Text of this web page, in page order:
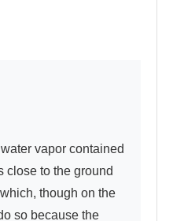
vapor contained
close to the ground
though on the
so because the